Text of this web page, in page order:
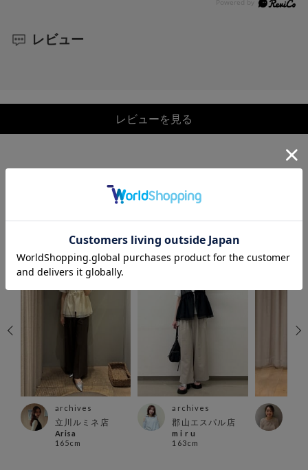
レビュー
レビューを見る
COORDINATE
archives
立川ルミネ店
Arisa
165cm
archives
郡山エスパル店
m i r u
163cm